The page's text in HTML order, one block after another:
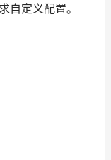
自定义配置。